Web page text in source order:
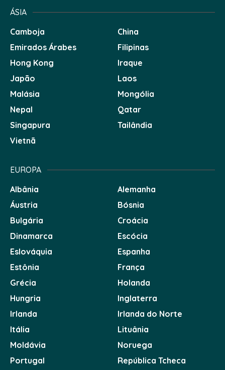
ÁSIA
Camboja
China
Emirados Árabes
Filipinas
Hong Kong
Iraque
Japão
Laos
Malásia
Mongólia
Nepal
Qatar
Singapura
Tailândia
Vietnã
EUROPA
Albânia
Alemanha
Áustria
Bósnia
Bulgária
Croácia
Dinamarca
Escócia
Eslováquia
Espanha
Estônia
França
Grécia
Holanda
Hungria
Inglaterra
Irlanda
Irlanda do Norte
Itália
Lituânia
Moldávia
Noruega
Portugal
República Tcheca